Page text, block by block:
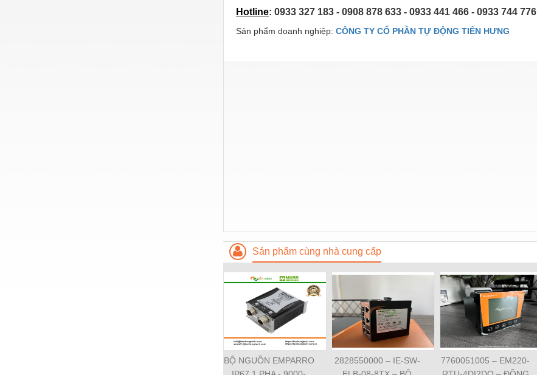
Hotline: 0933 327 183 - 0908 878 633 - 0933 441 466 - 0933 744 776
Sản phẩm doanh nghiệp: CÔNG TY CỔ PHẦN TỰ ĐỘNG TIẾN HƯNG
Sản phẩm cùng nhà cung cấp
BỘ NGUỒN EMPARRO
2828550000 – IE-SW-
7760051005 – EM220-